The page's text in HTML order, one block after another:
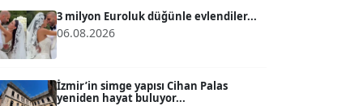
3 milyon Euroluk düğünle evlendiler...
06.08.2026
İzmir’in simge yapısı Cihan Palas
yeniden hayat buluyor...